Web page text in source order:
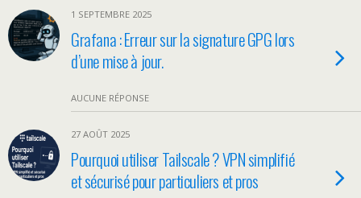
1 SEPTEMBRE 2025
Grafana : Erreur sur la signature GPG lors
d’une mise à jour.
AUCUNE RÉPONSE
27 AOÛT 2025
Pourquoi utiliser Tailscale ? VPN simplifié
et sécurisé pour particuliers et pros